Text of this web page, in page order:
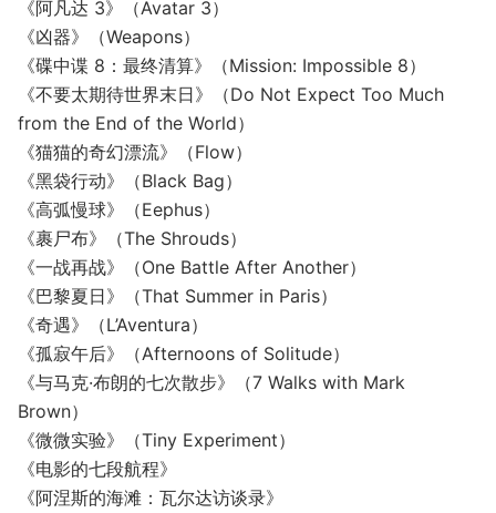
《阿凡达 3》（Avatar 3）
《凶器》（Weapons）
《碟中谍 8：最终清算》（Mission: Impossible 8）
《不要太期待世界末日》（Do Not Expect Too Much
from the End of the World）
《猫猫的奇幻漂流》（Flow）
《黑袋行动》（Black Bag）
《高弧慢球》（Eephus）
《裹尸布》（The Shrouds）
《一战再战》（One Battle After Another）
《巴黎夏日》（That Summer in Paris）
《奇遇》（L’Aventura）
《孤寂午后》（Afternoons of Solitude）
《与马克·布朗的七次散步》（7 Walks with Mark
Brown）
《微微实验》（Tiny Experiment）
《电影的七段航程》
《阿涅斯的海滩：瓦尔达访谈录》